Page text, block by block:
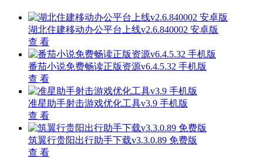
湖北住建移动办公平台上线v2.6.840002 安卓版
查 看
番茄小说免费畅读正版资源v6.4.5.32 手机版
查 看
准星助手射击游戏优化工具v3.9 手机版
查 看
筑翼行贵阳出行助手下载v3.3.0.89 免费版
查 看